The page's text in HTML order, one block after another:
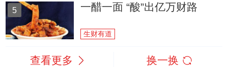
5 一醋一面 “酸”出亿万财路
生财有道
查看更多 换一换